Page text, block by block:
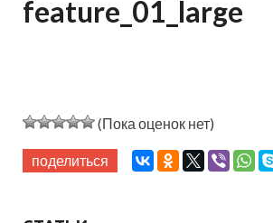
feature_01_large
(Пока оценок нет)
поделиться